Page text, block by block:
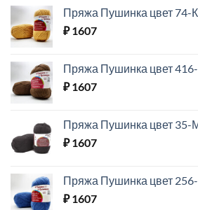
Пряжа Пушинка цвет 74-
₽1607
Пряжа Пушинка цвет
₽1607
Пряжа Пушинка цвет 35-
₽1607
Пряжа Пушинка цвет
₽1607